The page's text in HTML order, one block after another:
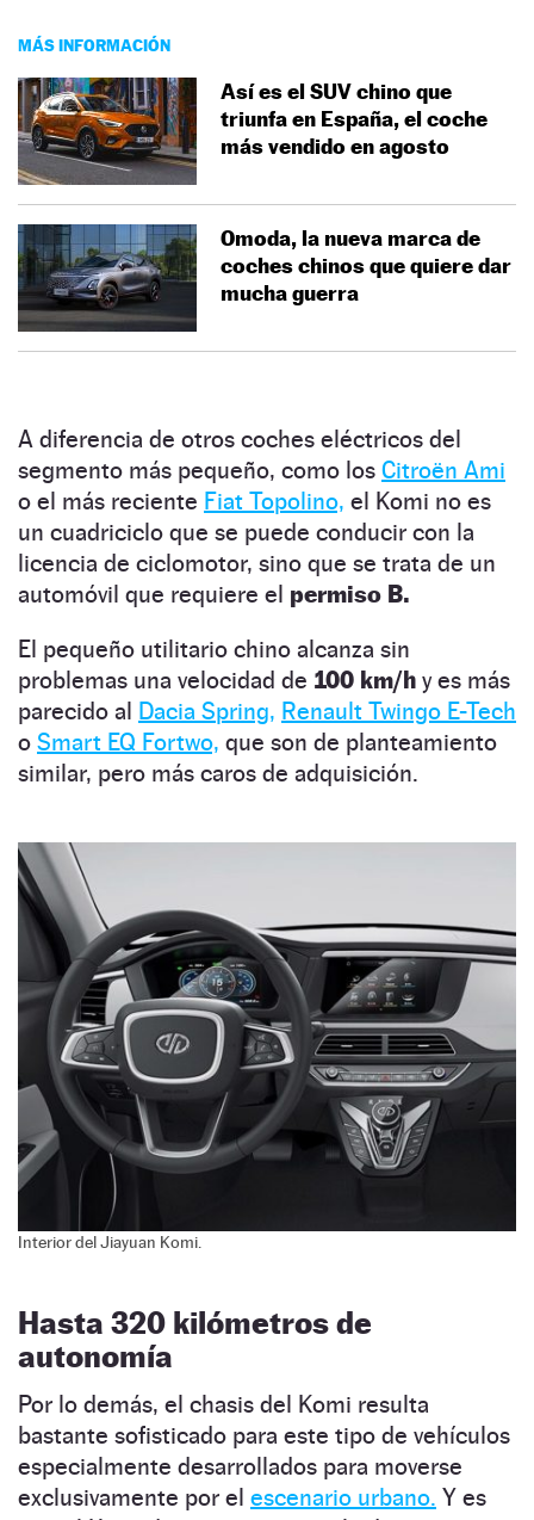
MÁS INFORMACIÓN
Así es el SUV chino que
triunfa en España, el coche
más vendido en agosto
Omoda, la nueva marca de
coches chinos que quiere dar
mucha guerra
A diferencia de otros coches eléctricos del
segmento más pequeño, como los Citroën Ami
o el más reciente Fiat Topolino, el Komi no es
un cuadriciclo que se puede conducir con la
licencia de ciclomotor, sino que se trata de un
automóvil que requiere el permiso B.
El pequeño utilitario chino alcanza sin
problemas una velocidad de 100 km/h y es más
parecido al Dacia Spring, Renault Twingo E-Tech
o Smart EQ Fortwo, que son de planteamiento
similar, pero más caros de adquisición.
Interior del Jiayuan Komi.
Hasta 320 kilómetros de
autonomía
Por lo demás, el chasis del Komi resulta
bastante sofisticado para este tipo de vehículos
especialmente desarrollados para moverse
exclusivamente por el escenario urbano. Y es